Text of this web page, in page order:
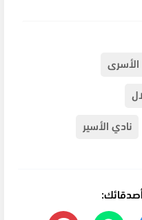
الأسرى
نادي الأسير